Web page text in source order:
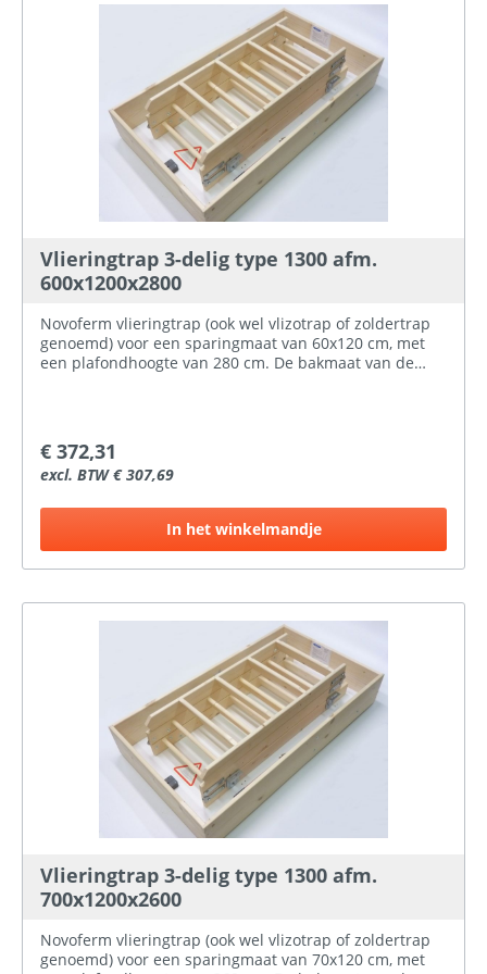
Vlieringtrap 3-delig type 1300 afm.
600x1200x2800
Novoferm vlieringtrap (ook wel vlizotrap of zoldertrap
genoemd) voor een sparingmaat van 60x120 cm, met
een plafondhoogte van 280 cm. De bakmaat van de
zijn voorzien van een tweezijdig wit geisoleerd luik, met
een verzonken sluiting incl. bedieningsstok. De treden
van de vlieringtrap zijn voorzien van anti-slip, hebben
trapboom door een zwaluwstaartverbinding. De
afstand tussen de vlieringtrap en het luik is 8 cm,
waardoor de trap ook goed beloopbaar is voor mensen
is er op de zolder geen zwenkruimte nodig.
€ 372,31
excl. BTW € 307,69
In het winkelmandje
Vlieringtrap 3-delig type 1300 afm.
700x1200x2600
Novoferm vlieringtrap (ook wel vlizotrap of zoldertrap
genoemd) voor een sparingmaat van 70x120 cm, met